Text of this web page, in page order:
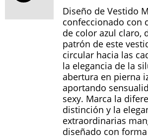
original
era:
280.00€.
actual
es:
195.00€.
Diseño de Vestido
confeccionado con
de color azul claro,
patrón de este
circular hacia las
la elegancia de la
abertura en pierna
aportando
sexy. Marca la
distinción y la
extraordinarias
diseñado con forma